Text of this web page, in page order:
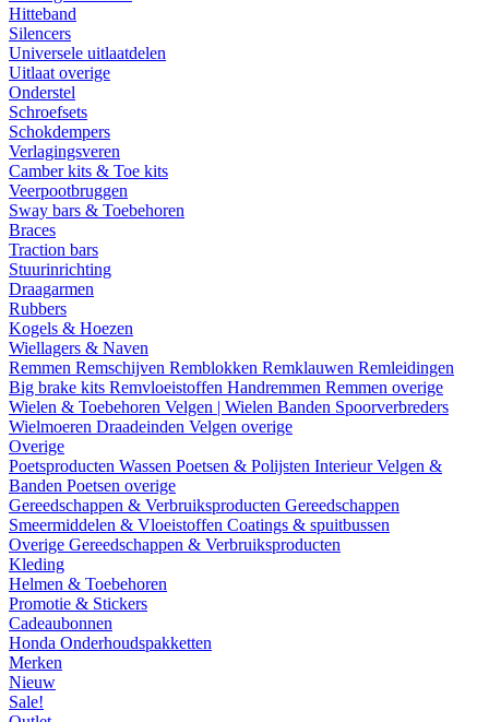
Hitteband
Silencers
Universele uitlaatdelen
Uitlaat overige
Onderstel
Schroefsets
Schokdempers
Verlagingsveren
Camber kits & Toe kits
Veerpootbruggen
Sway bars & Toebehoren
Braces
Traction bars
Stuurinrichting
Draagarmen
Rubbers
Kogels & Hoezen
Wiellagers & Naven
Remmen Remschijven Remblokken Remklauwen Remleidingen
Big brake kits Remvloeistoffen Handremmen Remmen overige
Wielen & Toebehoren Velgen | Wielen Banden Spoorverbreders
Wielmoeren Draadeinden Velgen overige
Overige
Poetsproducten Wassen Poetsen & Polijsten InterieurVelgen &
Banden Poetsen overige
Gereedschappen & Verbruiksproducten Gereedschappen
Smeermiddelen & Vloeistoffen Coatings & spuitbussen
Overige Gereedschappen & Verbruiksproducten
Kleding
Helmen & Toebehoren
Promotie & Stickers
Cadeaubonnen
Honda Onderhoudspakketten
Merken
Nieuw
Sale!